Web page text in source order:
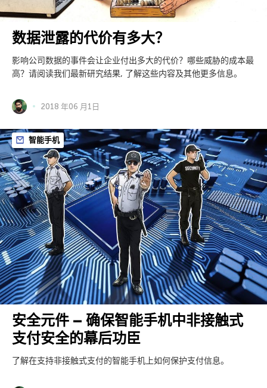
数据泄露的代价有多大？
影响公司数据的事件会让企业付出多大的代价？哪些威胁的成本最
高？请阅读我们最新研究结果, 了解这些内容及其他更多信息。
2018 年06 月1日
智能手机
安全元件 – 确保智能手机中非接触式
支付安全的幕后功臣
了解在支持非接触式支付的智能手机上如何保护支付信息。